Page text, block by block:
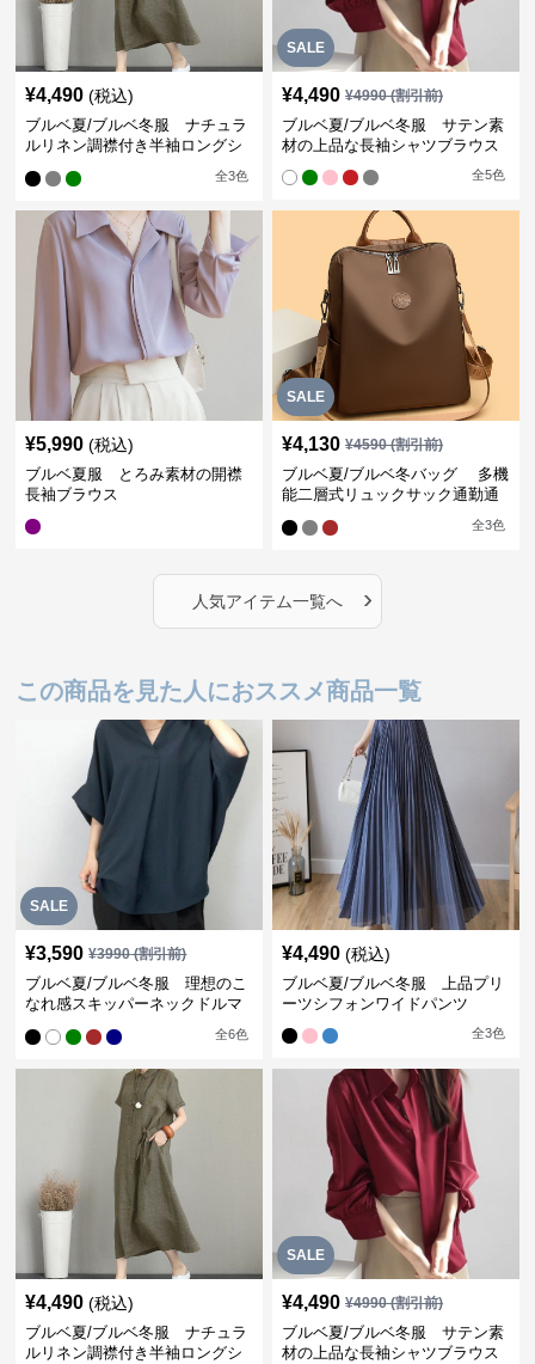
¥4,490 (税込)
ブルベ夏/ブルベ冬服 ナチュラ
ルリネン調襟付き半袖ロングシ
全3色
SALE
¥4,490 ¥4990(割引前)
ブルベ夏/ブルベ冬服 サテン素
材の上品な長袖シャツブラウス
全5色
¥5,990 (税込)
ブルベ夏服 とろみ素材の開襟
長袖ブラウス
SALE
¥4,130 ¥4590(割引前)
ブルベ夏/ブルベ冬バッグ 多機
能二層式リュックサック通勤通
全3色
人気アイテム一覧へ ›
この商品を見た人におススメ商品一覧
SALE
¥3,590 ¥3990(割引前)
ブルベ夏/ブルベ冬服 理想のこ
なれ感スキッパーネックドルマ
全6色
¥4,490 (税込)
ブルベ夏/ブルベ冬服 上品プリ
ーツシフォンワイドパンツ
全3色
¥4,490 (税込)
ブルベ夏/ブルベ冬服 ナチュラ
ルリネン調襟付き半袖ロングシ
SALE
¥4,490 ¥4990(割引前)
ブルベ夏/ブルベ冬服 サテン素
材の上品な長袖シャツブラウス